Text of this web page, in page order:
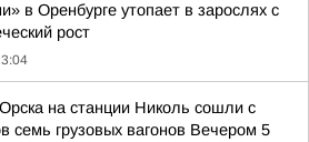
в Оренбурге утопает в зарослях с
рост
на станции Николь сошли с
семь грузовых вагонов Вечером 5